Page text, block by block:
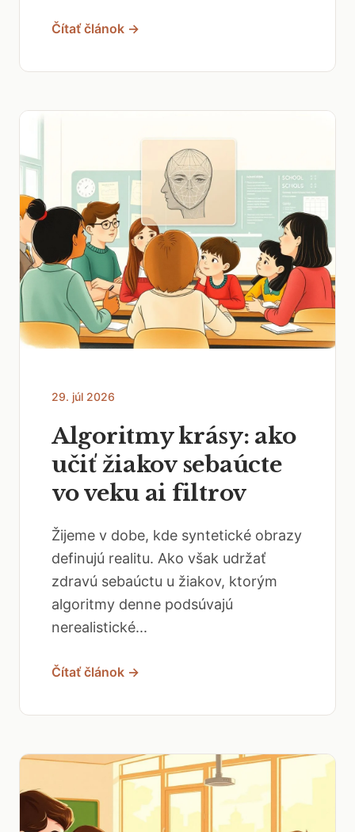
Čítať článok →
29. júl 2026
Algoritmy krásy: ako
učiť žiakov sebaúcte
vo veku ai filtrov
Žijeme v dobe, kde syntetické obrazy
definujú realitu. Ako však udržať
zdravú sebaúctu u žiakov, ktorým
algoritmy denne podsúvajú
nerealistické...
Čítať článok →